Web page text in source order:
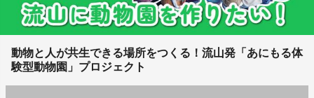
動物と人が共生できる場所をつくる！流山発「あにもる体
験型動物園」プロジェクト